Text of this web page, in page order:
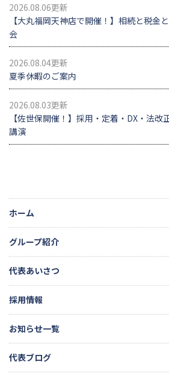
2026.08.06更新
【大丸福岡天神店で開催！】相続と税金
会
2026.08.04更新
夏季休暇のご案内
2026.08.03更新
【佐世保開催！】採用・定着・DX・法改
講演
ホーム
グループ紹介
代表あいさつ
採用情報
お知らせ一覧
代表ブログ